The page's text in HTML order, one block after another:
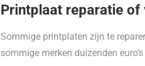
Printplaat reparatie of
Sommige printplaten zijn te
sommige merken duizenden